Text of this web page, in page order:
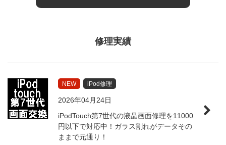
修理実績
NEW iPod修理
2026年04月24日
iPodTouch第7世代の液晶画面修理を11000
円以下で対応中！ガラス割れがデータその
ままで元通り！